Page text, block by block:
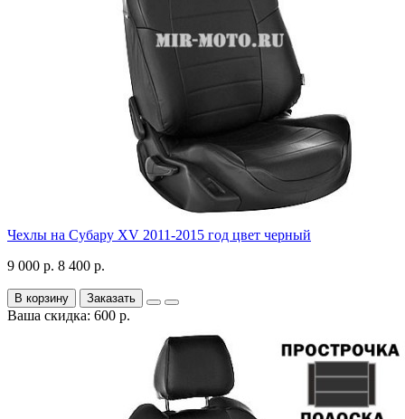
Чехлы на Субару XV 2011-2015 год цвет черный
9 000 р. 8 400 р.
В корзину Заказать
Ваша скидка: 600 р.